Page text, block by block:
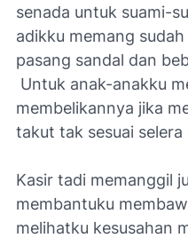
senada untuk suami-
adikku memang
pasang sandal dan
Untuk anak-anakku
membelikannya jika
takut tak sesuai
Kasir tadi memanggil
membantuku
melihatku kesusahan